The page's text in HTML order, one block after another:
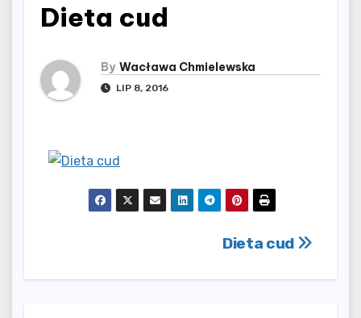
Dieta cud
By Wacława Chmielewska
LIP 8, 2016
wpisu
Dieta cud